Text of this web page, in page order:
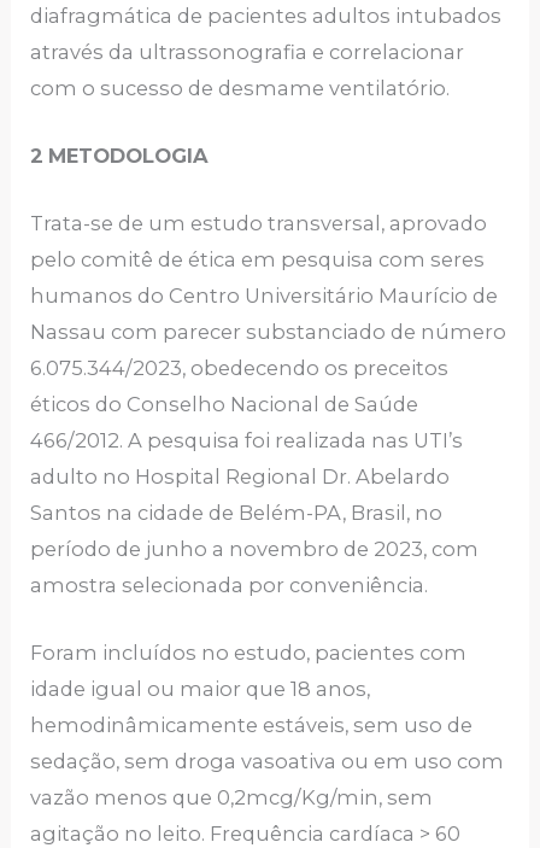
diafragmática de pacientes adultos intubados
através da ultrassonografia e correlacionar
com o sucesso de desmame ventilatório.
2 METODOLOGIA
Trata-se de um estudo transversal, aprovado
pelo comitê de ética em pesquisa com seres
humanos do Centro Universitário Maurício de
Nassau com parecer substanciado de número
6.075.344/2023, obedecendo os preceitos
éticos do Conselho Nacional de Saúde
466/2012. A pesquisa foi realizada nas UTI’s
adulto no Hospital Regional Dr. Abelardo
Santos na cidade de Belém-PA, Brasil, no
período de junho a novembro de 2023, com
amostra selecionada por conveniência.
Foram incluídos no estudo, pacientes com
idade igual ou maior que 18 anos,
hemodinâmicamente estáveis, sem uso de
sedação, sem droga vasoativa ou em uso com
vazão menos que 0,2mcg/Kg/min, sem
agitação no leito. Frequência cardíaca > 60